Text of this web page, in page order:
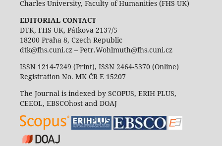
Charles University, Faculty of Humanities (FHS UK)
EDITORIAL CONTACT
DTK, FHS UK, Pátkova 2137/5
18200 Praha 8, Czech Republic
dtk@fhs.cuni.cz – Petr.Wohlmuth@fhs.cuni.cz
ISSN 1214-7249 (Print), ISSN 2464-5370 (Online)
Registration No. MK ČR E 15207
The Journal is indexed by SCOPUS, ERIH PLUS,
CEEOL, EBSCOhost and DOAJ